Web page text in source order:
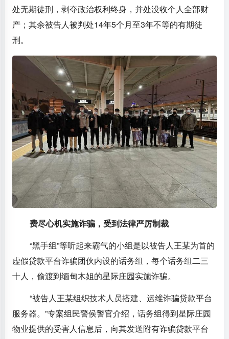
处无期徒刑，剥夺政治权利终身，并处没收个人全部财
产；其余被告人被判处14年5个月至3年不等的有期徒
刑。
费尽心机实施诈骗，受到法律严厉制裁
“黑手组”等听起来霸气的小组是以被告人王某为首的
虚假贷款平台诈骗团伙内设的话务组，每个话务组二三
十人，偷渡到缅甸木姐的星际庄园实施诈骗。
“被告人王某组织技术人员搭建、运维诈骗贷款平台
服务器。”专案组民警侯警官介绍，话务组得到星际庄园
物业提供的受害人信息后，向其发送附有诈骗贷款平台